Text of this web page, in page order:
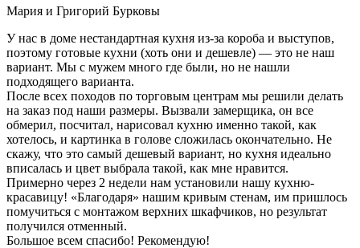
Мария и Григорий Бурковы
У нас в доме нестандартная кухня из-за короба и выступов,
поэтому готовые кухни (хоть они и дешевле) — это не наш
вариант. Мы с мужем много где были, но не нашли
подходящего варианта.
После всех походов по торговым центрам мы решили делать
на заказ под наши размеры. Вызвали замерщика, он все
обмерил, посчитал, нарисовал кухню именно такой, как
хотелось, и картинка в голове сложилась окончательно. Не
скажу, что это самый дешевый вариант, но кухня идеально
вписалась и цвет выбрала такой, как мне нравится.
Примерно через 2 недели нам установили нашу кухню-
красавицу! «Благодаря» нашим кривым стенам, им пришлось
помучиться с монтажом верхних шкафчиков, но результат
получился отменный.
Большое всем спасибо! Рекомендую!